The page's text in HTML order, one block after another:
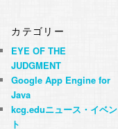
カテゴリー
EYE OF THE
JUDGMENT
Google App Engine for
Java
kcg.eduニュース・イベン
ト